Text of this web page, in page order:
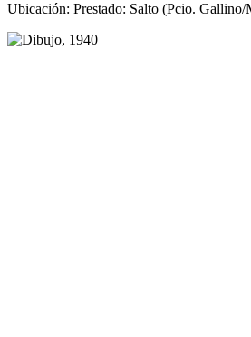
Ubicación: Prestado: Salto (Pcio.